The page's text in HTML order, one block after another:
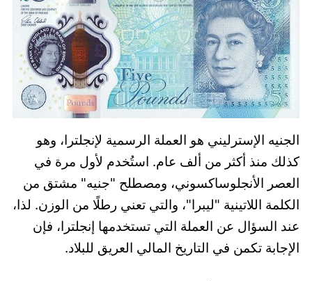
الجنيه الإسترليني هو العملة الرسمية لإنجلترا، وهو
كذلك منذ أكثر من ألف عام. استُخدم لأول مرة في
العصر الأنجلوساكسوني، ومصطلح "جنيه" مشتق من
الكلمة اللاتينية "ليبرا"، والتي تعني رطلًا من الوزن. لذا،
عند السؤال عن العملة التي تستخدمها إنجلترا، فإن
الإجابة تكمن في التاريخ المالي العريق للبلاد.